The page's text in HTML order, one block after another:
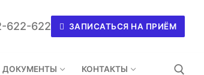
622-622 ЗАПИСАТЬСЯ НА ПРИЁМ
ДОКУМЕНТЫ КОНТАКТЫ